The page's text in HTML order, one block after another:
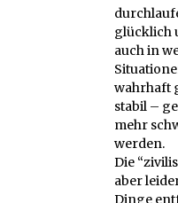
glücklich
auch in
wahrhaft
stabil –
mehr
werden.
Die
aber
Dinge